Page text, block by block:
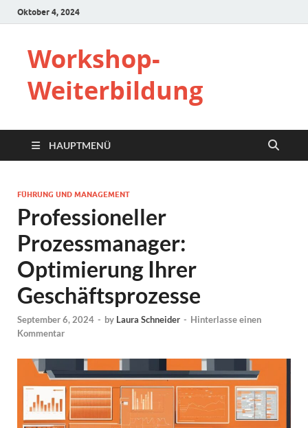
Oktober 4, 2024
Workshop-
Weiterbildung
HAUPTMENÜ
FÜHRUNG UND MANAGEMENT
Professioneller
Prozessmanager:
Optimierung Ihrer
Geschäftsprozesse
September 6, 2024 - by Laura Schneider - Hinterlasse einen
Kommentar